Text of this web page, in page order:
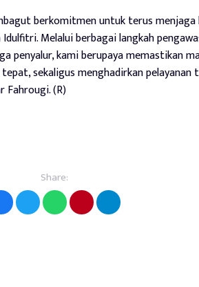
berkomitmen untuk terus menjaga
Melalui berbagai langkah
penyalur, kami berupaya memastikan
sekaligus menghadirkan pelayanan
Fahrougi. (R)
Share: